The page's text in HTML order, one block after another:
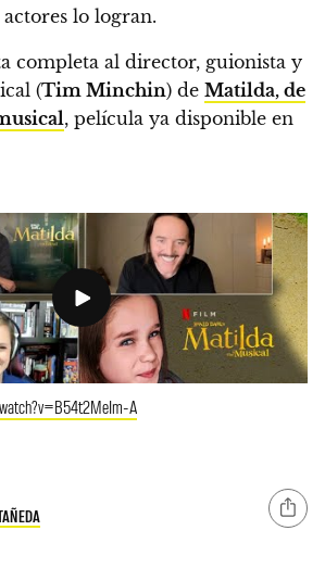
lo logran.
completa al director, guionista y
(Tim Minchin) de Matilda, de
, película ya disponible en
A